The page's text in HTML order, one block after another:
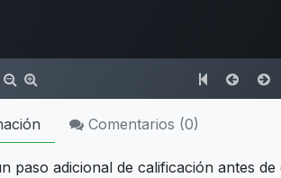
Comentarios (0)
paso adicional de calificación antes